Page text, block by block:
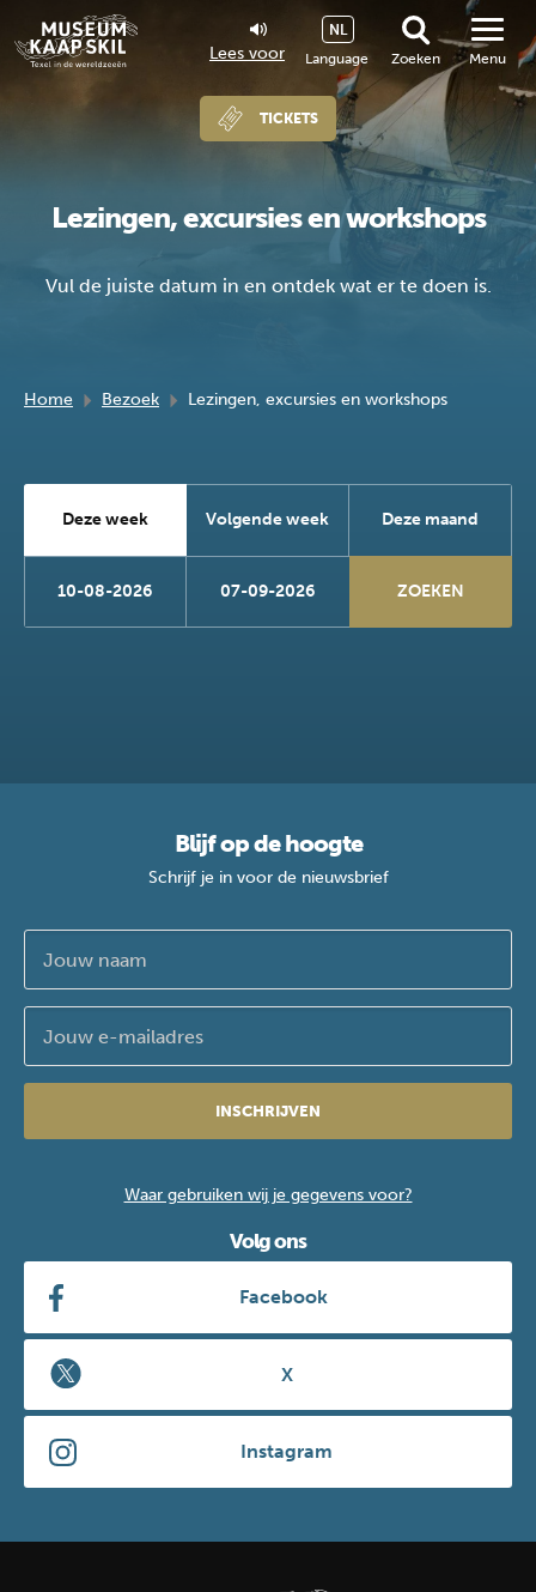
Lees voor Language
NL
Zoeken
TICKETS
Menu
Lezingen, excursies en workshops
Vul de juiste datum in en ontdek wat er te doen is.
Home Bezoek Lezingen, excursies en workshops
Deze week Volgende week Deze maand
10-08-2026 07-09-2026
Blijf op de hoogte
Schrijf je in voor de nieuwsbrief
INSCHRIJVEN
Waar gebruiken wij je gegevens voor?
Volg ons
Facebook
X
Instagram